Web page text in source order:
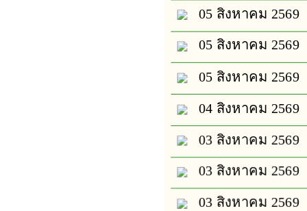
05 สิงหาคม 2569
05 สิงหาคม 2569
05 สิงหาคม 2569
04 สิงหาคม 2569
03 สิงหาคม 2569
03 สิงหาคม 2569
03 สิงหาคม 2569